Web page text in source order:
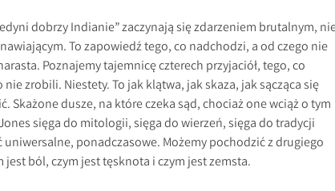
dobrzy Indianie” zaczynają się zdarzeniem brutalnym,
To zapowiedź tego, co nadchodzi, a od czego nie
Poznajemy tajemnicę czterech przyjaciół, tego, co
zrobili. Niestety. To jak klątwa, jak skaza, jak sącząca się
Skażone dusze, na które czeka sąd, chociaż one wciąż o tym
sięga do mitologii, sięga do wierzeń, sięga do tradycji
ponadczasowe. Możemy pochodzić z drugiego
jest ból, czym jest tęsknota i czym jest zemsta.